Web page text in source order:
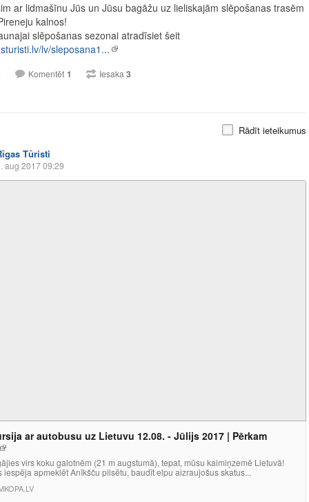
ar lidmašīnu Jūs un Jūsu bagāžu uz lieliskajām slēpošanas trasēm
kalnos!
slēpošanas sezonai atradīsiet šeit
lv/sleposana1...
Komentēt 1 Iesaka 3
Rādīt ieteikumus
Tūristi
aug 2017 09:29
ar autobusu uz Lietuvu 12.08. - Jūlijs 2017 | Pērkam
virs koku galotnēm (21 m augstumā), tepat, mūsu kaimiņzemē Lietuvā!
iespēja apmeklēt Anīkšču pilsētu, baudīt elpu aizraujošus skatus...